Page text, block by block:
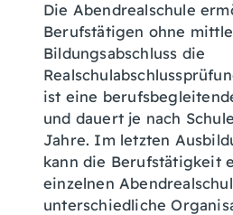
Die Abendrealschule
Berufstätigen ohne
Bildungsabschluss die
ist eine
und dauert je nach
Jahre. Im letzten
kann die Berufstätigkeit
einzelnen
unterschiedliche